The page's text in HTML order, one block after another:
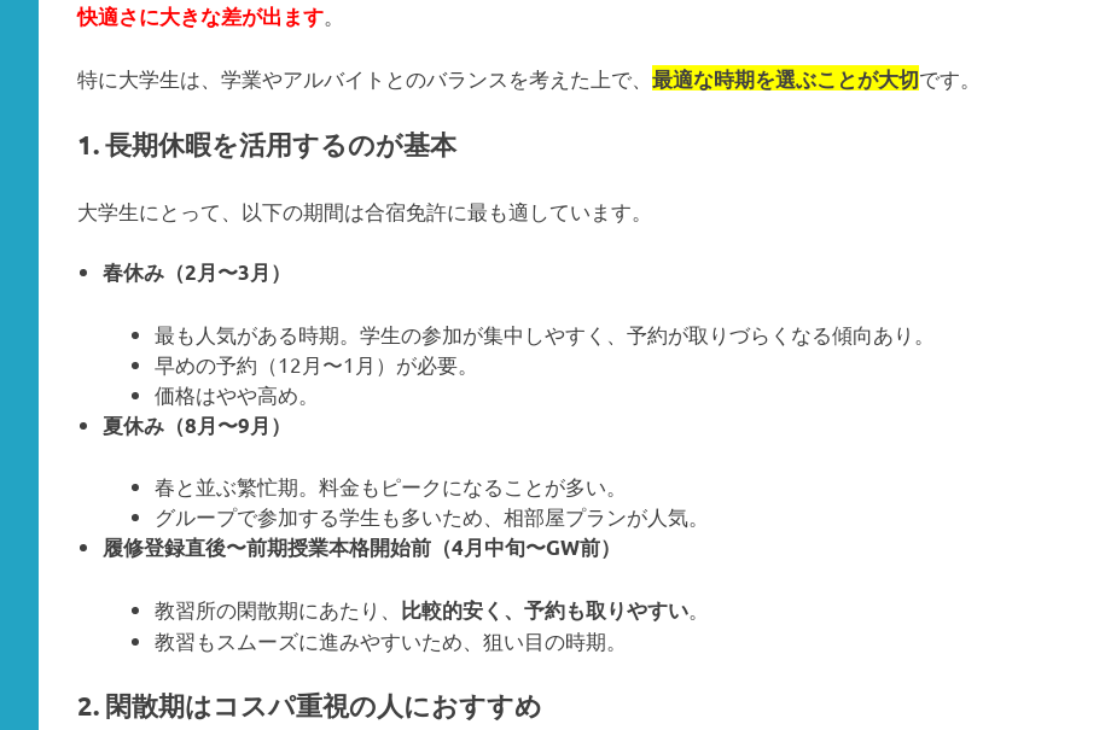
快適さに大きな差が出ます。
特に大学生は、学業やアルバイトとのバランスを考えた上で、 最適な時期を選ぶことが大切です。
1. 長期休暇を活用するのが基本
大学生にとって、以下の期間は合宿免許に最も適しています。
春休み（2月〜3月）
最も人気がある時期。学生の参加が集中しやすく、予約が取りづらくなる傾向あり。
早めの予約（12月〜1月）が必要。
価格はやや高め。
夏休み（8月〜9月）
春と並ぶ繁忙期。料金もピークになることが多い。
グループで参加する学生も多いため、相部屋プランが人気。
履修登録直後〜前期授業本格開始前（4月中旬〜GW前）
教習所の閑散期にあたり、 比較的安く、予約も取りやすい。
教習もスムーズに進みやすいため、狙い目の時期。
2. 閑散期はコスパ重視の人におすすめ